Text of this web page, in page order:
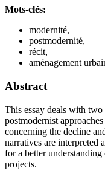
Mots-clés:
modernité,
postmodernité,
récit,
aménagement
Abstract
This essay deals with
postmodernist
concerning the decline
narratives are interpreted
for a better
projects.